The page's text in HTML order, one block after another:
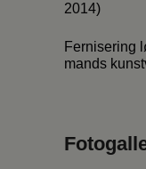
2014)
Fernisering
mands